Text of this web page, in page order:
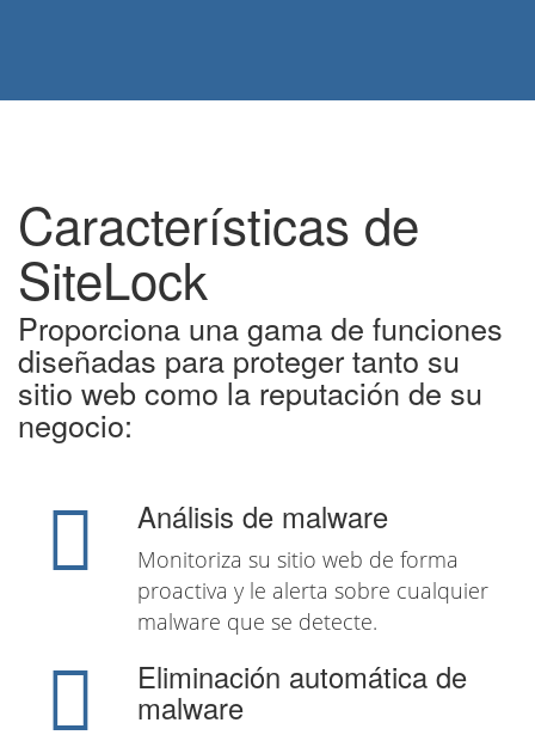
Características de
SiteLock
Proporciona una gama de funciones
diseñadas para proteger tanto su
sitio web como la reputación de su
negocio:
Análisis de malware
Monitoriza su sitio web de forma
proactiva y le alerta sobre cualquier
malware que se detecte.
Eliminación automática de
malware